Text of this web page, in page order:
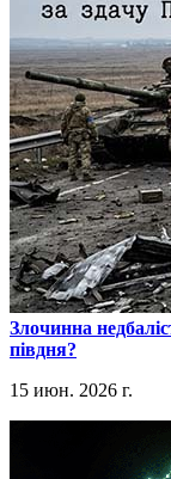
​Злочинна
півдня?
15 июн. 2026 г.